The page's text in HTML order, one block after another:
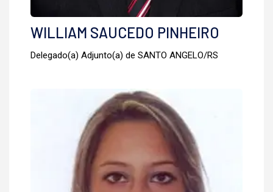
WILLIAM SAUCEDO PINHEIRO
Delegado(a) Adjunto(a) de SANTO ANGELO/RS